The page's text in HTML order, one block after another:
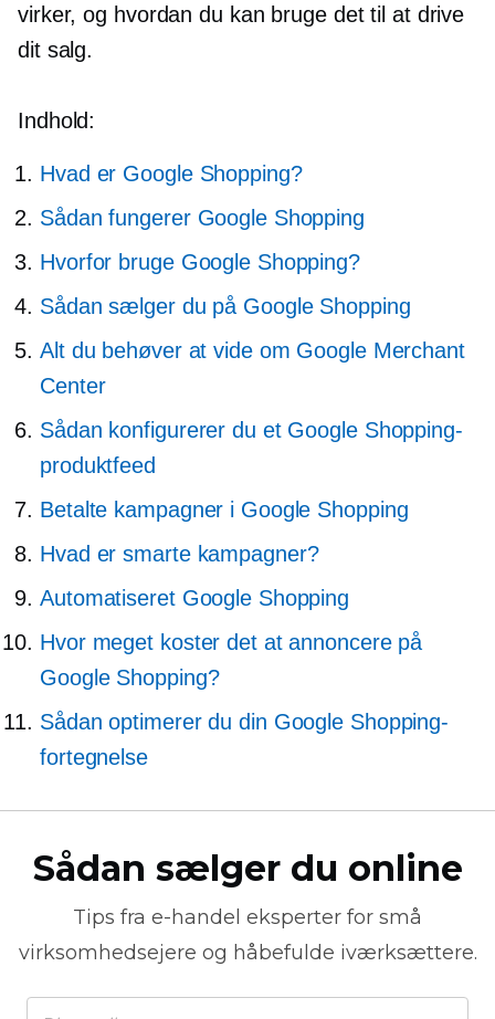
virker, og hvordan du kan bruge det til at drive
dit salg.
Indhold:
Hvad er Google Shopping?
Sådan fungerer Google Shopping
Hvorfor bruge Google Shopping?
Sådan sælger du på Google Shopping
Alt du behøver at vide om Google Merchant
Center
Sådan konfigurerer du et Google Shopping-
produktfeed
Betalte kampagner i Google Shopping
Hvad er smarte kampagner?
Automatiseret Google Shopping
Hvor meget koster det at annoncere på
Google Shopping?
Sådan optimerer du din Google Shopping-
fortegnelse
Sådan sælger du online
Tips fra e-handel eksperter for små
virksomhedsejere og håbefulde iværksættere.